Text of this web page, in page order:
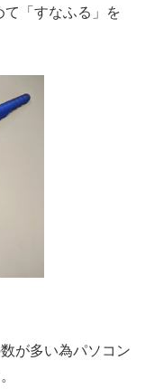
「すなふる」を
が多い為パソコン